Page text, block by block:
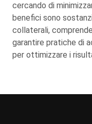
cercando di
benefici sono
collaterali,
garantire pratiche di
per ottimizzare i